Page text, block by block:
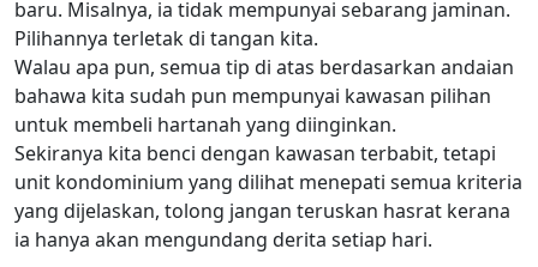
baru. Misalnya, ia tidak mempunyai sebarang jaminan.
Pilihannya terletak di tangan kita.
Walau apa pun, semua tip di atas berdasarkan andaian
bahawa kita sudah pun mempunyai kawasan pilihan
untuk membeli hartanah yang diinginkan.
Sekiranya kita benci dengan kawasan terbabit, tetapi
unit kondominium yang dilihat menepati semua kriteria
yang dijelaskan, tolong jangan teruskan hasrat kerana
ia hanya akan mengundang derita setiap hari.